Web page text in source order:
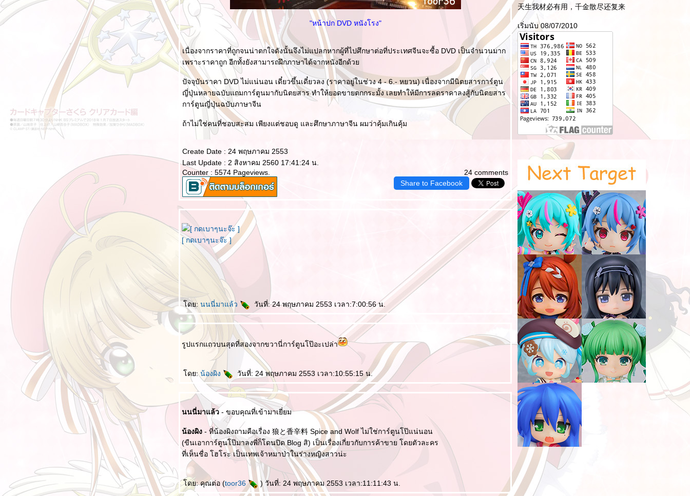
ผ่านมา (1)
อาจารย์ในการ์ตูน II
ก้าวต่อไปของบล็อกการ์ตูนแห่งนี้
รวมหนังสือการ์ตูนที่ดองไว้ยังไม่ได้อ่าน ปี 2020
[รีวิวสั้น] การ์ตูนที่ได้ดูในช่วงระหว่างปี 2019 -
2020 ที่ผ่านมา
คำพูดเรียกกำลังใจในการ์ตูน II
การ์ตูนเทียบเคียงความเป็นจริง : พฤติกรรม 'บูล
ลี่'
การ์ตูนเทียบเคียงความเป็นจริง : ทดสอบ
[รีวิวสั้น] การ์ตูนที่ได้ดูในช่วงปี 2019 ที่ผ่านมา
รวมหนังสือการ์ตูนที่ดองไว้ยังไม่ได้อ่าน ปี 2019
เห็นแล้วอยากเล่นบ้าง
巴啦啦小魔仙 Live Action สัญชาติจีน The
Movie (2013)
นางเอกจืดจาง ที่ถูกลืม
สาวจีนในอนิเม
คำพูดเรียกกำลังใจในการ์ตูน
[รีวิวสั้น] การ์ตูนที่ได้ดูในช่วงปี 2018 ที่ผ่านมา
รวมหนังสือการ์ตูนที่ดองไว้ยังไม่ได้อ่าน ปี 2018
[รีวิวสั้น] การ์ตูนที่ได้ดูในช่วงระหว่างปี 2017 -
2018 ที่ผ่านมา
[รีวิวสั้น] การ์ตูนที่ได้ดูในช่วงปี 2017 ที่ผ่านมา
(5)
[รีวิวสั้น] การ์ตูนที่ได้ดูในช่วงปี 2017 ที่ผ่านมา
[รีวิวสั้น] การ์ตูนที่ได้ดูในช่วงปี 2017 ที่ผ่านมา
[รีวิวสั้น] การ์ตูนที่ได้ดูในช่วงปี 2017 ที่ผ่านมา
[รีวิวสั้น] การ์ตูนที่ได้ดูในช่วงปี 2017 ที่ผ่านมา
(1)
รวมหนังสือการ์ตูนที่ดองไว้ยังไม่ได้อ่าน ปี 2017
"หน้าปก DVD หนังโรง"
เนื่องจากราคาที่ถูกจนน่าตกใจดังนั้นจึงไม่แปลกหากผู้ที่ไปศึกษาต่อที่ประเทศจีนจะซื้อ DVD เป็นจำนวนมาก
เพราะราคาถูก อีกทั้งยังสามารถฝึกภาษาได้จากหนังอีกด้ว
ปัจจุบันราคา DVD ไม่แน่นอน เดี๋ยวขึ้นเดี๋ยวลง (ราคาอยู่ในช่วง 4 - 6.- หยวน) เนื่องจากมีนิตยสารการ์ตูน
ญี่ปุ่นหลายฉบับแถมการ์ตูนมากับนิตยสาร ทำให้ยอดขายตกกระมั้ง เลยทำให้มีการลดราคาลงสู้กับนิตยสาร
การ์ตูนญี่ปุ่นฉบับภาษาจีน
ถ้าไม่ใช่คนที่ชอบสะสม เพียงแต่ชอบดู และศึกษาภาษาจีน ผมว่าคุ้มเกินคุ้ม
Create Date : 24 พฤษภาคม 2553
Last Update : 2 สิงหาคม 2560 17:41:24 น.
24 comments
Counter : 5574 Pageviews.
Share to Facebook
[ กดเบาๆนะจ๊ะ ]
ดย: นนนี่มาแล้ว วันที่: 24 พฤษภาคม 2553 เวลา:7:00:56 น.
รูปแรกแถวบนสุดที่สองจากขวานี่การ์ตูนโป๊อะเปล่า
ดย:น้องผิง วันที่: 24 พฤษภาคม 2553 เวลา:10:55:15 น.
นนนี่มาแล้ว - ขอบคุณที่เข้ามาเยี่ยม
น้องผิง - ที่น้องผิงถามคือเรื่อง 狼と香辛料 Spice and Wolf ไม่ใช่การ์ตูนโป๊แน่นอน
(ขืนเอาการ์ตูนโป๊มาลงพี่ก็โดนปิด Blog สิ) เป็นเรื่องเกี่ยวกับการค้าขาย โดยตัวละคร
ที่เห็นชื่อ โฮโระ เป็นเทพเจ้าหมาป่าในร่างหญิงสาวน่ะ
ดย: คุณต่อ (toor36 ) วันที่: 24 พฤษภาคม 2553 เวลา:11:11:43 น.
天生我材必有用，千金散尽还复来
เริ่มนับ 08/07/2010